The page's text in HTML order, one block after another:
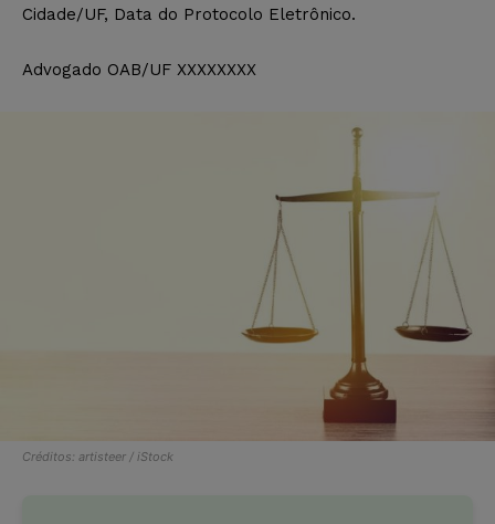
Cidade/UF, Data do Protocolo Eletrônico.
Advogado OAB/UF XXXXXXXX
Créditos: artisteer / iStock